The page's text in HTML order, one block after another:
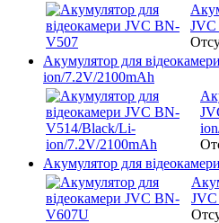
Акумулятор для
ion/7.2V/2100mAh
Акумулятор для